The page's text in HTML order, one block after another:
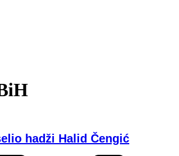
hadži Halid Čengić